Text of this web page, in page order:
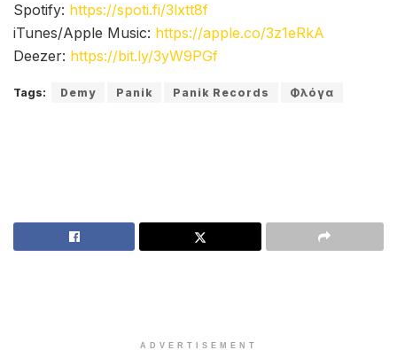
Spotify: https://spoti.fi/3lxtt8f
iTunes/Apple Music: https://apple.co/3z1eRkA
Deezer: https://bit.ly/3yW9PGf
Tags: Demy Panik Panik Records Φλόγα
ADVERTISEMENT